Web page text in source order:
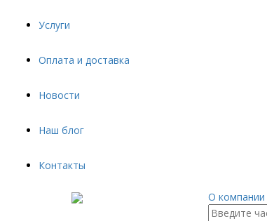
Услуги
Оплата и доставка
Новости
Наш блог
Контакты
О компании